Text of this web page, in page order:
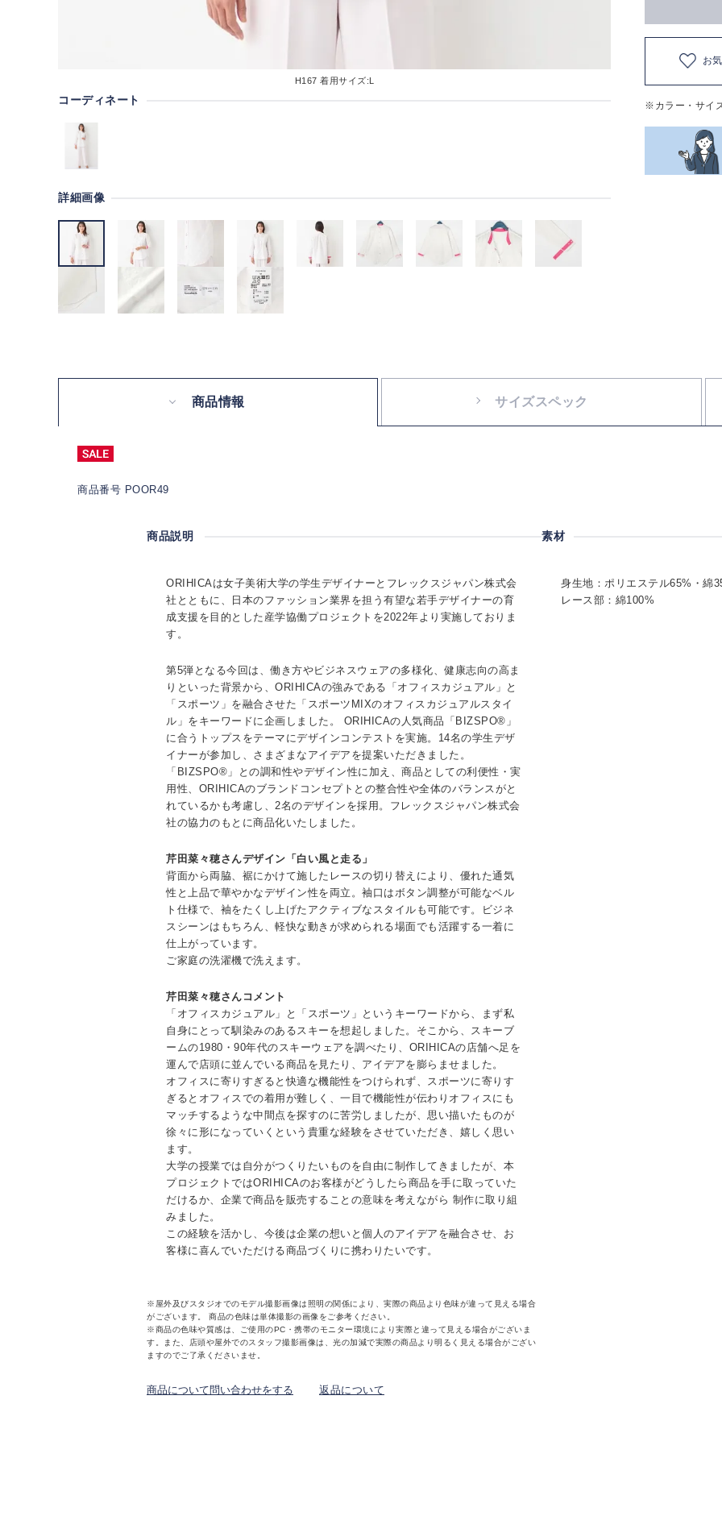
H167 着用サイズ:L
コーディネート
詳細画像
お
※カラー・サイ
商品情報 サイズスペック
商品番号 POOR49
商品説明
ORIHICAは女子美術大学の学生デザイナーとフレックスジャパン株式会
社とともに、日本のファッション業界を担う有望な若手デザイナーの育
成支援を目的とした産学協働プロジェクトを2022年より実施しておりま
す。
第5弾となる今回は、働き方やビジネスウェアの多様化、健康志向の高ま
りといった背景から、ORIHICAの強みである「オフィスカジュアル」と
「スポーツ」を融合させた「スポーツMIXのオフィスカジュアルスタイ
ル」をキーワードに企画しました。 ORIHICAの人気商品「BIZSPO®」
に合うトップスをテーマにデザインコンテストを実施。14名の学生デザ
イナーが参加し、さまざまなアイデアを提案いただきました。
「BIZSPO®」との調和性やデザイン性に加え、商品としての利便性・実
用性、ORIHICAのブランドコンセプトとの整合性や全体のバランスがと
れているかも考慮し、2名のデザインを採用。フレックスジャパン株式会
社の協力のもとに商品化いたしました。
芹田菜々穂さんデザイン「白い風と走る」
背面から両脇、裾にかけて施したレースの切り替えにより、優れた通気
性と上品で華やかなデザイン性を両立。袖口はボタン調整が可能なベル
ト仕様で、袖をたくし上げたアクティブなスタイルも可能です。ビジネ
スシーンはもちろん、軽快な動きが求められる場面でも活躍する一着に
仕上がっています。
ご家庭の洗濯機で洗えます。
芹田菜々穂さんコメント
「オフィスカジュアル」と「スポーツ」というキーワードから、まず私
自身にとって馴染みのあるスキーを想起しました。そこから、スキーブ
ームの1980・90年代のスキーウェアを調べたり、ORIHICAの店舗へ足を
運んで店頭に並んでいる商品を見たり、アイデアを膨らませました。
オフィスに寄りすぎると快適な機能性をつけられず、スポーツに寄りす
ぎるとオフィスでの着用が難しく、一目で機能性が伝わりオフィスにも
マッチするような中間点を探すのに苦労しましたが、思い描いたものが
徐々に形になっていくという貴重な経験をさせていただき、嬉しく思い
ます。
大学の授業では自分がつくりたいものを自由に制作してきましたが、本
プロジェクトではORIHICAのお客様がどうしたら商品を手に取っていた
だけるか、企業で商品を販売することの意味を考えながら 制作に取り組
みました。
この経験を活かし、今後は企業の想いと個人のアイデアを融合させ、お
客様に喜んでいただける商品づくりに携わりたいです。
※屋外及びスタジオでのモデル撮影画像は照明の関係により、実際の商品より色味が違って見える場合
がございます。 商品の色味は単体撮影の画像をご参考ください。
※商品の色味や質感は、ご使用のPC・携帯のモニター環境により実際と違って見える場合がございま
す。また、店頭や屋外でのスタッフ撮影画像は、光の加減で実際の商品より明るく見える場合がござい
ますのでご了承くださいませ。
商品について問い合わせをする 返品について
素材
身生地：ポリエステル65%・綿
レース部：綿100%